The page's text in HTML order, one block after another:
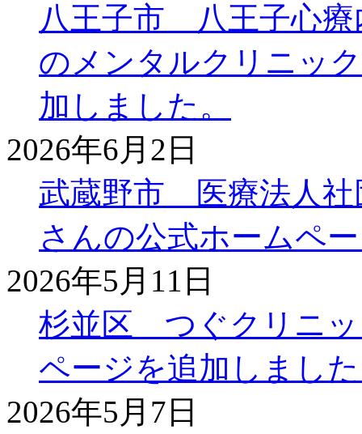
八王子市 八王子心療
のメンタルクリニッ
加しました。
2026年6月2日
武蔵野市 医療法人
さんの公式ホームペ
2026年5月11日
杉並区 つぐクリニッ
ページを追加しまし
2026年5月7日